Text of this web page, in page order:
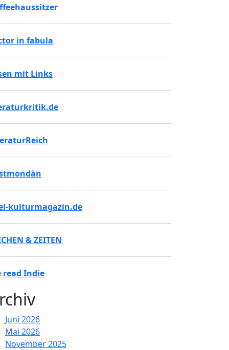
in fabula
mit Links
kulturmagazin.de
& ZEITEN
read Indie
Juni 2026
Mai 2026
November 2025